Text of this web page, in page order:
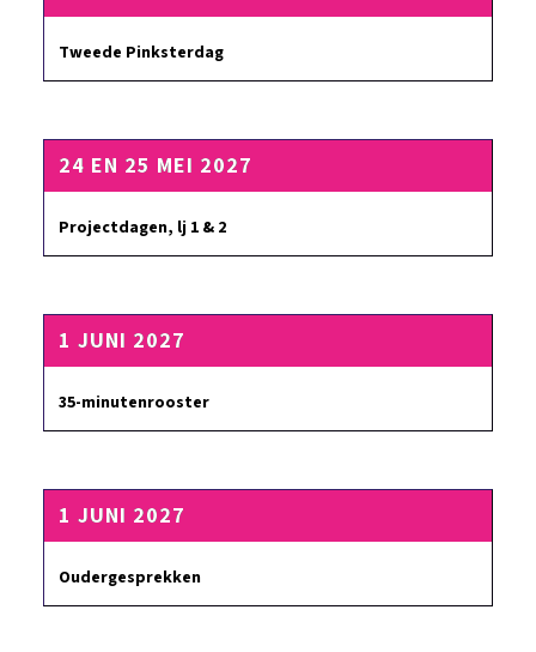
Tweede Pinksterdag
24 EN 25 MEI 2027
Projectdagen, lj 1 & 2
1 JUNI 2027
35-minutenrooster
1 JUNI 2027
Oudergesprekken